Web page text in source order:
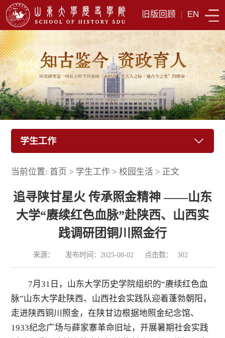
旧版回顾 | EN
学生工作
当前位置: 首页 > 学生工作 >校园生活 > 正文
追寻陕甘星火 传承照金精神 ——山东
大学“赓续红色血脉”赴陕西、山西实
践调研团铜川照金行
来源： 发布时间：2025-08-02 点击数： 302
7月 31 日，山东大学历史学院组织的“赓续红色血
脉”山东大学赴陕西、山西社会实践队迎着蓬勃朝阳，
走进陕西铜川照金，在陕甘边根据地照金纪念馆、
1933纪念广场与薛家寨革命旧址，开展暑期社会实践